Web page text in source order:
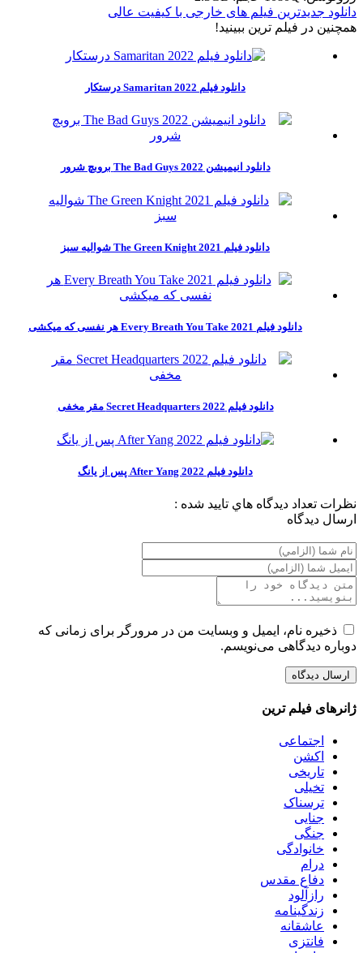
دانلود جدیدترین فیلم های خارجی با کیفیت عالی
همچنين در فيلم ترين ببينيد!
دانلود فیلم Samaritan 2022 درستکار
دانلود انیمیشن The Bad Guys 2022 بروبچ شرور
دانلود فیلم The Green Knight 2021 شوالیه سبز
دانلود فیلم Every Breath You Take 2021 هر نفسی که میکشی
دانلود فیلم Secret Headquarters 2022 مقر مخفی
دانلود فیلم After Yang 2022 پس از یانگ
نظرات تعداد ديدگاه هاي تاييد شده :
ارسال ديدگاه
ذخیره نام، ایمیل و وبسایت من در مرورگر برای زمانی که
دوباره دیدگاهی می‌نویسم.
ژانرهای فیلم ترین
اجتماعی
اکشن
تاریخی
تخیلی
ترسناک
جنایی
جنگی
خانوادگی
درام
دفاع مقدس
رازآلود
زندگینامه
عاشقانه
فانتزی